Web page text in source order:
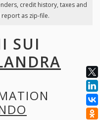
credit history, taxes and
as zip-file.
SUI